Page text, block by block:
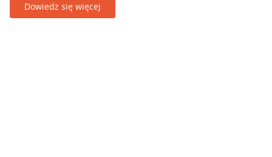
Dowiedz się więcej